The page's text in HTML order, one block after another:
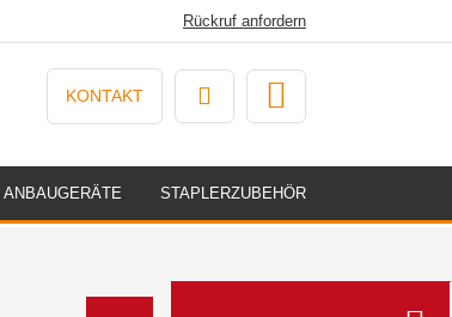
Rückruf anfordern
KONTAKT
ANBAUGERÄTE STAPLERZUBEHÖR